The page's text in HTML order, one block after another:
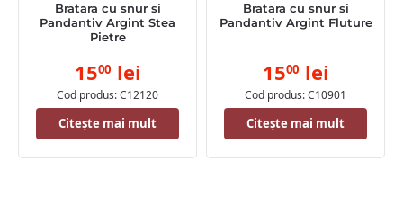
Bratara cu snur si
Pandantiv Argint Stea
Pietre
1500 lei
Cod produs: C12120
Citește mai mult
Bratara cu snur si
Pandantiv Argint Fluture
1500 lei
Cod produs: C10901
Citește mai mult